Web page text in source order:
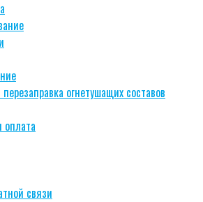
огнетушащих составов
оплата
связи